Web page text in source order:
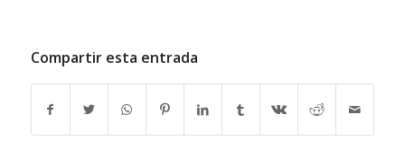
Compartir esta entrada